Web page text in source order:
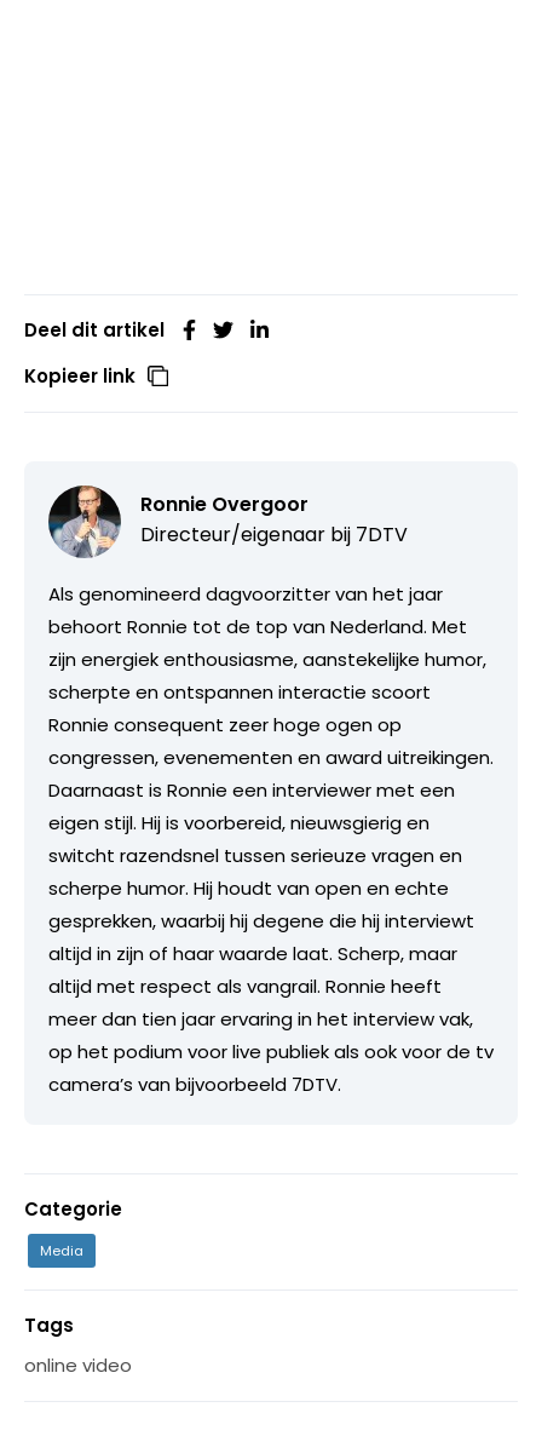
Deel dit artikel
Kopieer link
Ronnie Overgoor
Directeur/eigenaar bij 7DTV
Als genomineerd dagvoorzitter van het jaar
behoort Ronnie tot de top van Nederland. Met
zijn energiek enthousiasme, aanstekelijke humor,
scherpte en ontspannen interactie scoort
Ronnie consequent zeer hoge ogen op
congressen, evenementen en award uitreikingen.
Daarnaast is Ronnie een interviewer met een
eigen stijl. Hij is voorbereid, nieuwsgierig en
switcht razendsnel tussen serieuze vragen en
scherpe humor. Hij houdt van open en echte
gesprekken, waarbij hij degene die hij interviewt
altijd in zijn of haar waarde laat. Scherp, maar
altijd met respect als vangrail. Ronnie heeft
meer dan tien jaar ervaring in het interview vak,
op het podium voor live publiek als ook voor de tv
camera’s van bijvoorbeeld 7DTV.
Categorie
Media
Tags
online video